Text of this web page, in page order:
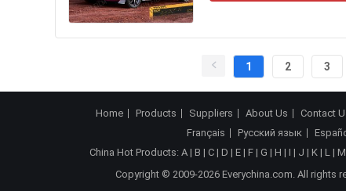
1 2 3
Home Products Suppliers About Us Contact
Français
Русский язык
China Hot Products: A | B | C | D | E | F | G | H | I | J | K | L | M
Copyright © 2009-2026 Everychina.com. All rights